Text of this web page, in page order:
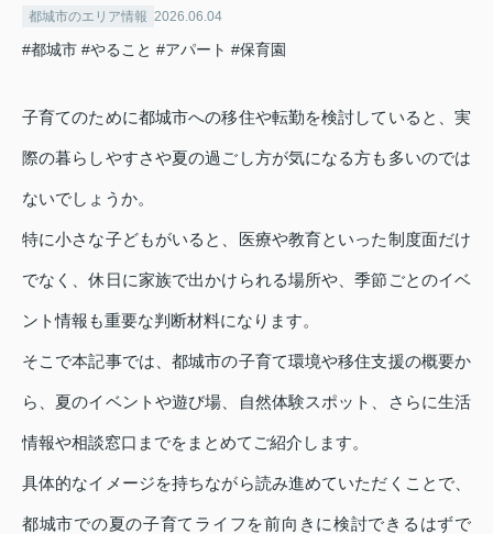
都城市のエリア情報 2026.06.04
#都城市 #やること #アパート #保育園
子育てのために都城市への移住や転勤を検討していると、実
際の暮らしやすさや夏の過ごし方が気になる方も多いのでは
ないでしょうか。
特に小さな子どもがいると、医療や教育といった制度面だけ
でなく、休日に家族で出かけられる場所や、季節ごとのイベ
ント情報も重要な判断材料になります。
そこで本記事では、都城市の子育て環境や移住支援の概要か
ら、夏のイベントや遊び場、自然体験スポット、さらに生活
情報や相談窓口までをまとめてご紹介します。
具体的なイメージを持ちながら読み進めていただくことで、
都城市での夏の子育てライフを前向きに検討できるはずで